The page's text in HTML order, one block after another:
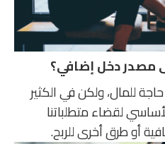
مصدر دخل إضافي؟
للمال، ولكن في الكثير
لقضاء متطلباتنا
أو طرق أخرى للربح.